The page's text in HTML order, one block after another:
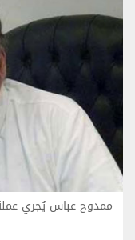
ممدوح عباس يُجري